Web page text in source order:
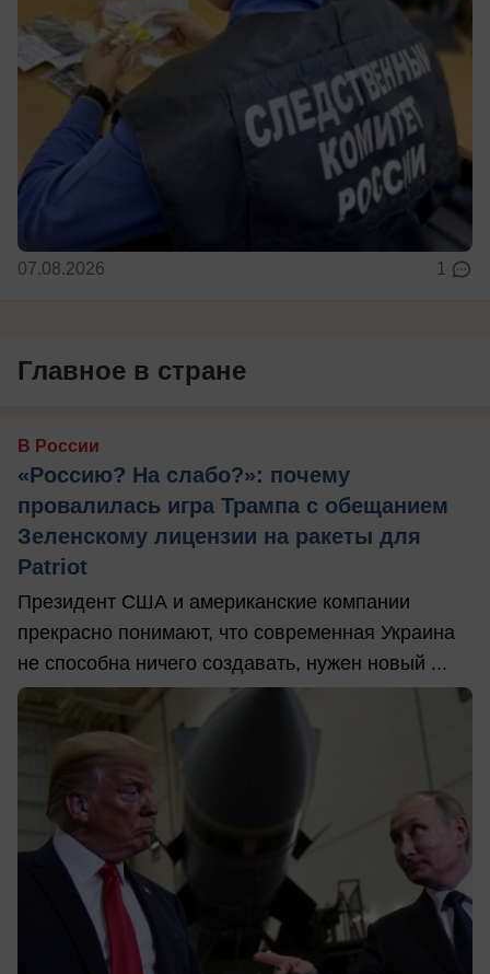
07.08.2026 1
Главное в стране
В России
«Россию? На слабо?»: почему
провалилась игра Трампа с обещанием
Зеленскому лицензии на ракеты для
Patriot
Президент США и американские компании
прекрасно понимают, что современная Украина
не способна ничего создавать, нужен новый ...